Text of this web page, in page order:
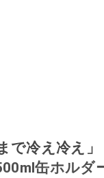
で冷え冷え
缶ホルダ